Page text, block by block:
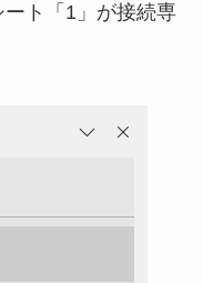
ト「1」が接続専